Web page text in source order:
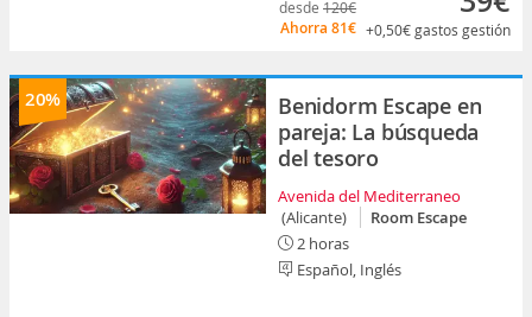
desde 120€
Ahorra 81€ +0,50€gastos gestión
20%
Benidorm Escape en
pareja: La búsqueda
del tesoro
Avenida del Mediterraneo
(Alicante)
Room Escape
2 horas
Español, Inglés